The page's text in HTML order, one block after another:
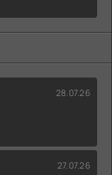
28.07.26
27.07.26